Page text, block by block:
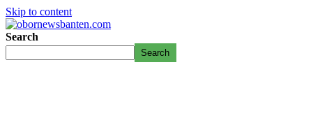
Skip to content
Search
Search